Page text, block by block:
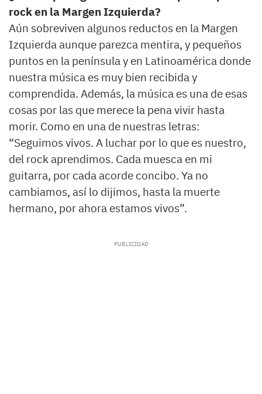
rock en la Margen Izquierda?
Aún sobreviven algunos reductos en la Margen
Izquierda aunque parezca mentira, y pequeños
puntos en la península y en Latinoamérica donde
nuestra música es muy bien recibida y
comprendida. Además, la música es una de esas
cosas por las que merece la pena vivir hasta
morir. Como en una de nuestras letras:
“Seguimos vivos. A luchar por lo que es nuestro,
del rock aprendimos. Cada muesca en mi
guitarra, por cada acorde concibo. Ya no
cambiamos, así lo dijimos, hasta la muerte
hermano, por ahora estamos vivos”.